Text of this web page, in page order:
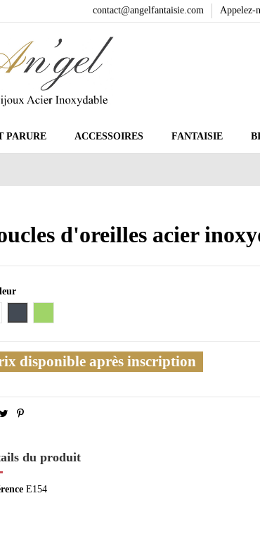
contact@angelfantaisie.com Appelez-
PARURE ACCESSOIRES FANTAISIE
d'oreilles acier
disponible après inscription
du produit
E154